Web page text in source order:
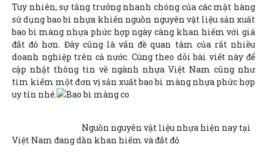
Tuy nhiên, sự tăng trưởng nhanh chóng của các mặt hàng
sử dụng bao bì nhựa khiến nguồn nguyên vật liệu sản xuất
bao bì màng nhựa phức hợp ngày càng khan hiếm với giá
đắt đỏ hơn. Đây cũng là vấn đề quan tâm của rất nhiều
doanh nghiệp trên cả nước. Cùng theo dõi bài viết này để
cập nhật thông tin về ngành nhựa Việt Nam cũng như
tìm kiếm một đơn vị sản xuất bao bì màng nhựa phức hợp
uy tín nhé.
Nguồn nguyên vật liệu nhựa hiện nay tại
Việt Nam đang dần khan hiếm và đắt đỏ